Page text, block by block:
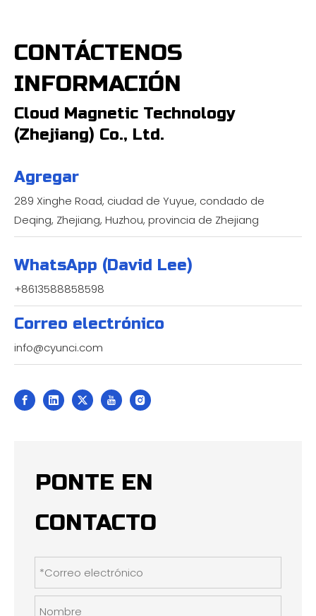
CONTÁCTENOS
INFORMACIÓN
Cloud Magnetic Technology
(Zhejiang) Co., Ltd.
Agregar
289 Xinghe Road, ciudad de Yuyue, condado de
Deqing, Zhejiang, Huzhou, provincia de Zhejiang
WhatsApp (David Lee)
+8613588858598
Correo electrónico
info@cyunci.com
PONTE EN
CONTACTO